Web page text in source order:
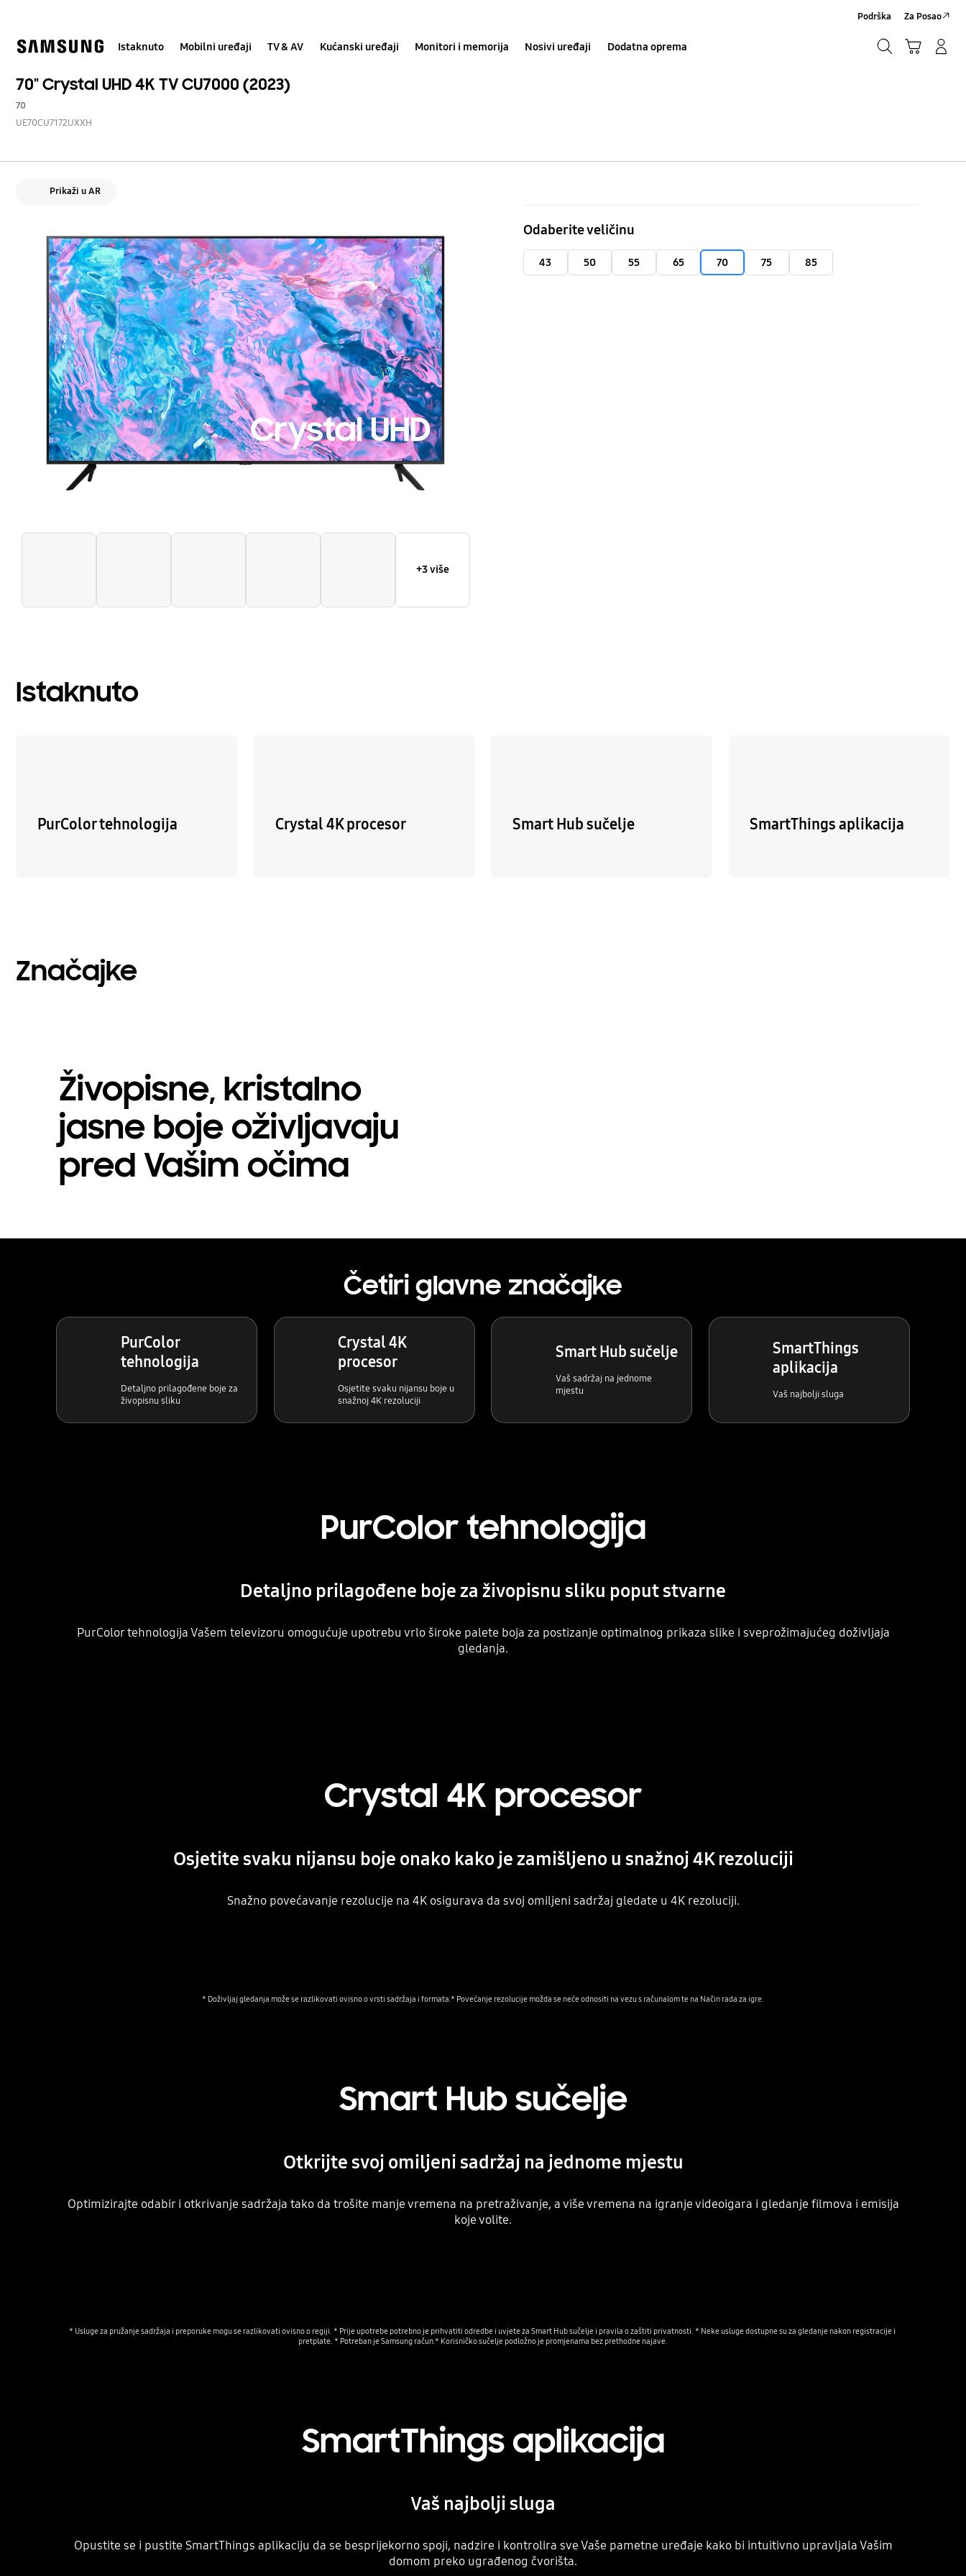
help
Istaknuto Mobilni uređaji TV & AV Kućanski uređaji Monitori i memorija Nosivi uređaji Dodatna oprema
Podrška Za Posao
70" Crystal UHD 4K TV CU7000 (2023)
70
UE70CU7172UXXH
UHD
4K
+3 više
Prikaži u AR
Odaberite veličinu
43 50 55 65 70 75 85
Istaknuto
PurColor tehnologija Crystal 4K procesor Smart Hub sučelje SmartThings aplikacija
Značajke
Živopisne, kristalno
jasne boje oživljavaju
pred Vašim očima
Četiri glavne značajke
PurColor
tehnologija
Detaljno prilagođene boje za
živopisnu sliku
Crystal 4K
procesor
Osjetite svaku nijansu boje u
snažnoj 4K rezoluciji
Smart Hub sučelje
Vaš sadržaj na jednome
mjestu
SmartThings
aplikacija
Vaš najbolji sluga
PurColor tehnologija
Detaljno prilagođene boje za živopisnu sliku poput stvarne
PurColor tehnologija Vašem televizoru omogućuje upotrebu vrlo široke palete boja za postizanje optimalnog prikaza slike i sveprožimajućeg doživljaja
gledanja.
Crystal 4K procesor
Osjetite svaku nijansu boje onako kako je zamišljeno u snažnoj 4K rezoluciji
Snažno povećavanje rezolucije na 4K osigurava da svoj omiljeni sadržaj gledate u 4K rezoluciji.
* Doživljaj gledanja može se razlikovati ovisno o vrsti sadržaja i formata.* Povećanje rezolucije možda se neće odnositi na vezu s računalom te na Način rada za igre.
Smart Hub sučelje
Otkrijte svoj omiljeni sadržaj na jednome mjestu
Optimizirajte odabir i otkrivanje sadržaja tako da trošite manje vremena na pretraživanje, a više vremena na igranje videoigara i gledanje filmova i emisija
koje volite.
* Usluge za pružanje sadržaja i preporuke mogu se razlikovati ovisno o regiji. * Prije upotrebe potrebno je prihvatiti odredbe i uvjete za Smart Hub sučelje i pravila o zaštiti privatnosti. * Neke usluge dostupne su za gledanje nakon registracije i
pretplate. * Potreban je Samsung račun.* Korisničko sučelje podložno je promjenama bez prethodne najave.
SmartThings aplikacija
Vaš najbolji sluga
Opustite se i pustite SmartThings aplikaciju da se besprijekorno spoji, nadzire i kontrolira sve Vaše pametne uređaje kako bi intuitivno upravljala Vašim
domom preko ugrađenog čvorišta.